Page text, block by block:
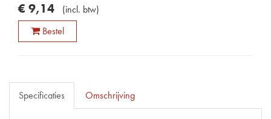
€ 9,14 (incl. btw)
Bestel
Specificaties Omschrijving